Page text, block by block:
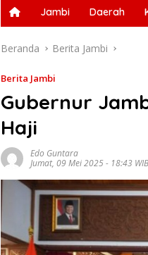
Jambi Daerah
Beranda Berita Jambi
Berita Jambi
Gubernur
Haji
Edo Guntara
Jumat, 09 Mei 2025 - 18:43 WIB